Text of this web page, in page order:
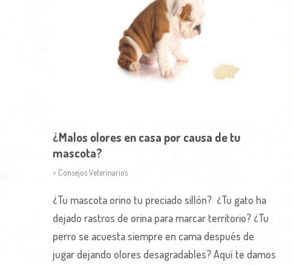
¿Malos olores en casa por causa de tu
mascota?
> Consejos Veterinarios
¿Tu mascota orino tu preciado sillón? ¿Tu gato ha
dejado rastros de orina para marcar territorio? ¿Tu
perro se acuesta siempre en cama después de
jugar dejando olores desagradables? Aquí te damos